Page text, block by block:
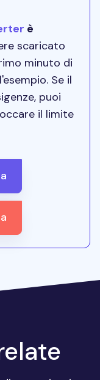
è
scaricato
minuto di
Se il
puoi
il limite